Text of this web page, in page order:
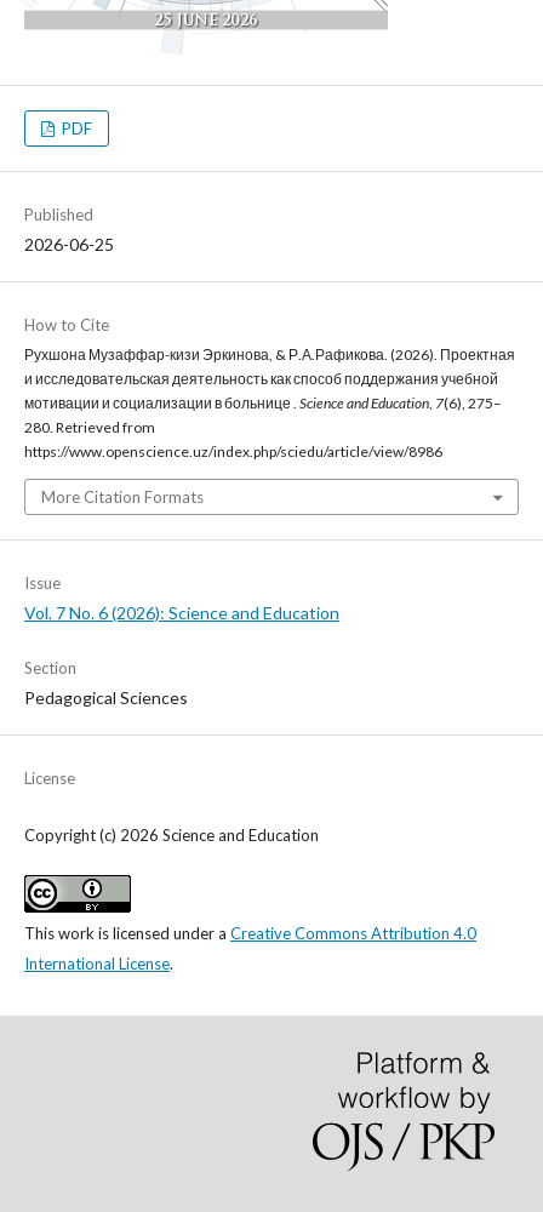
PDF
Published
2026-06-25
How to Cite
Рухшона Музаффар-кизи Эркинова, & Р.А.Рафикова. (2026). Проектная
и исследовательская деятельность как способ поддержания учебной
мотивации и социализации в больнице . Science and Education, 7(6), 275–
280. Retrieved from
https://www.openscience.uz/index.php/sciedu/article/view/8986
More Citation Formats
Issue
Vol. 7 No. 6 (2026): Science and Education
Section
Pedagogical Sciences
License
Copyright (c) 2026 Science and Education
This work is licensed under a Creative Commons Attribution 4.0
International License.